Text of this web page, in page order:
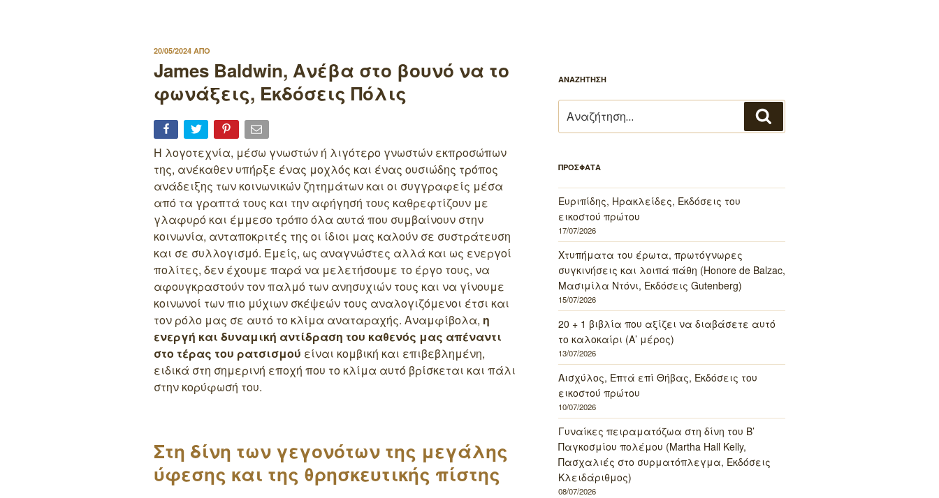
ΔΗΜΟΣΙΕΥΤΗΚΕ
20/05/2024 ΑΠΟ
James Baldwin, Ανέβα στο βουνό να το
φωνάξεις, Εκδόσεις Πόλις
Η λογοτεχνία, μέσω γνωστών ή λιγότερο γνωστών εκπροσώπων
της, ανέκαθεν υπήρξε ένας μοχλός και ένας ουσιώδης τρόπος
ανάδειξης των κοινωνικών ζητημάτων και οι συγγραφείς μέσα
από τα γραπτά τους και την αφήγησή τους καθρεφτίζουν με
γλαφυρό και έμμεσο τρόπο όλα αυτά που συμβαίνουν στην
κοινωνία, ανταποκριτές της οι ίδιοι μας καλούν σε συστράτευση
και σε συλλογισμό. Εμείς, ως αναγνώστες αλλά και ως ενεργοί
πολίτες, δεν έχουμε παρά να μελετήσουμε το έργο τους, να
αφουγκραστούν τον παλμό των ανησυχιών τους και να γίνουμε
κοινωνοί των πιο μύχιων σκέψεών τους αναλογιζόμενοι έτσι και
τον ρόλο μας σε αυτό το κλίμα αναταραχής. Αναμφίβολα, η
ενεργή και δυναμική αντίδραση του καθενός μας απέναντι
στο τέρας του ρατσισμού είναι κομβική και επιβεβλημένη,
ειδικά στη σημερινή εποχή που το κλίμα αυτό βρίσκεται και πάλι
στην κορύφωσή του.
Στη δίνη των γεγονότων της μεγάλης
ύφεσης και της θρησκευτικής πίστης
ΑΝΑΖΗΤΗΣΗ
για:
ΠΡΟΣΦΑΤΑ
Ευριπίδης, Ηρακλείδες, Εκδόσεις του
εικοστού πρώτου
17/07/2026
Χτυπήματα του έρωτα, πρωτόγνωρες
συγκινήσεις και λοιπά πάθη (Honore de Balzac,
Μασιμίλα Ντόνι, Εκδόσεις Gutenberg)
15/07/2026
20 + 1 βιβλία που αξίζει να διαβάσετε αυτό
το καλοκαίρι (Α’ μέρος)
13/07/2026
Αισχύλος, Επτά επί Θήβας, Εκδόσεις του
εικοστού πρώτου
10/07/2026
Γυναίκες πειραματόζωα στη δίνη του Β’
Παγκοσμίου πολέμου (Martha Hall Kelly,
Πασχαλιές στο συρματόπλεγμα, Εκδόσεις
Κλειδάριθμος)
08/07/2026